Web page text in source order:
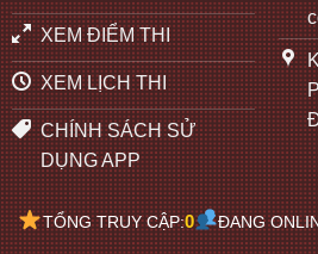
XEM ĐIỂM THI
XEM LỊCH THI
CHÍNH SÁCH SỬ
DỤNG APP
TỔNG TRUY CẬP:0 ĐANG